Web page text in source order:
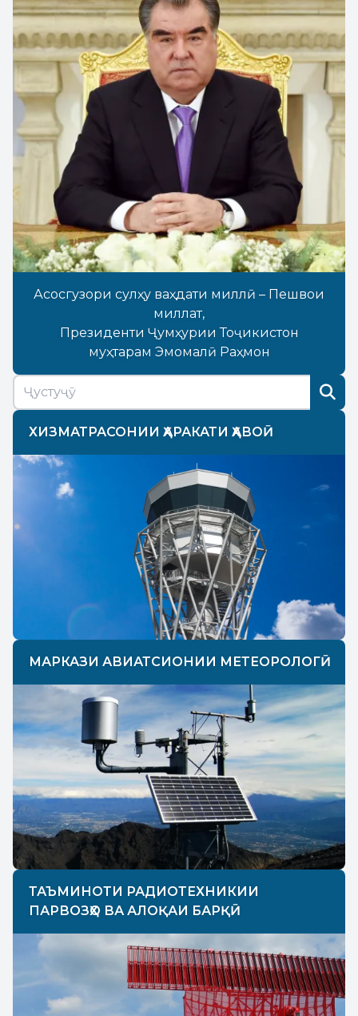
Асосгузори сулҳу ваҳдати миллӣ – Пешвои
миллат,
Президенти Ҷумҳурии Тоҷикистон
муҳтарам Эмомалӣ Раҳмон
ХИЗМАТРАСОНИИ ҲАРАКАТИ ҲАВОӢ
МАРКАЗИ АВИАТСИОНИИ МЕТЕОРОЛОГӢ
ТАЪМИНОТИ РАДИОТЕХНИКИИ
ПАРВОЗҲО ВА АЛОҚАИ БАРҚӢ